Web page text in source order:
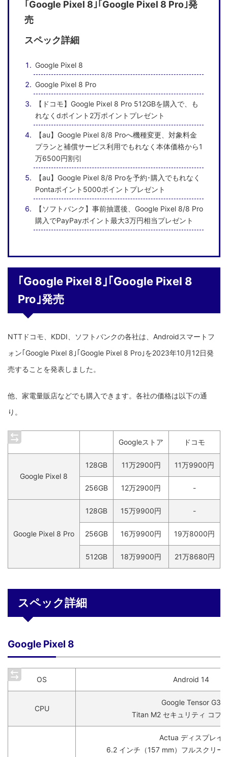
｢Google Pixel 8｣｢Google Pixel 8 Pro｣発
売
スペック詳細
Google Pixel 8
Google Pixel 8 Pro
【ドコモ】Google Pixel 8 Pro 512GBを購入で、も
れなくdポイント2万ポイントプレゼント
【au】Google Pixel 8/8 Proへ機種変更、対象料金
プランと補償サービス利用でもれなく本体価格から1
万6500円割引
【au】Google Pixel 8/8 Proを予約･購入でもれなく
Pontaポイント5000ポイントプレゼント
【ソフトバンク】事前抽選後、Google Pixel 8/8 Pro
購入でPayPayポイント最大3万円相当プレゼント
｢Google Pixel 8｣｢Google Pixel 8
Pro｣発売
NTTドコモ、KDDI、ソフトバンクの各社は、Androidスマートフ
ォン｢Google Pixel 8｣｢Google Pixel 8 Pro｣を2023年10月12日発
売することを発表しました。
他、家電量販店などでも購入できます。各社の価格は以下の通
り。
Googleストア ドコモ
Google Pixel 8
128GB 11万2900円 11万9900円
256GB 12万2900円 -
Google Pixel 8 Pro
128GB 15万9900円 -
256GB 16万9900円 19万8000円
512GB 18万9900円 21万8680円
スペック詳細
Google Pixel 8
OS Android 14
CPU
Google Tensor G3
Titan M2 セキュリティ コプ
Actua ディスプレイ
6.2 インチ（157 mm）フルスクリー